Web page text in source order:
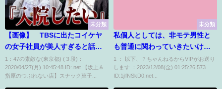
未分類
【画像】 TBSに出たコイケヤ
の女子社員が美人すぎると話題
にｗｗｗｗｗｗｗｗ
1：47の素敵な(東京都) (３段)：
2020/04/27(月) 10:45:48 ID:.net 【坂上＆
指原のつぶれない店】スナック菓子...
未分類
私個人としては、非モテ男性と
も普通に関わっていきたいけど
彼らの多くは女を人として見て
くれないから無理なんだよね。
1 ： 以下、？ちゃんねるからVIPがお送り
します ：2023/12/08(金) 01:25:26.573
ID:1jlfNSkD0.net...